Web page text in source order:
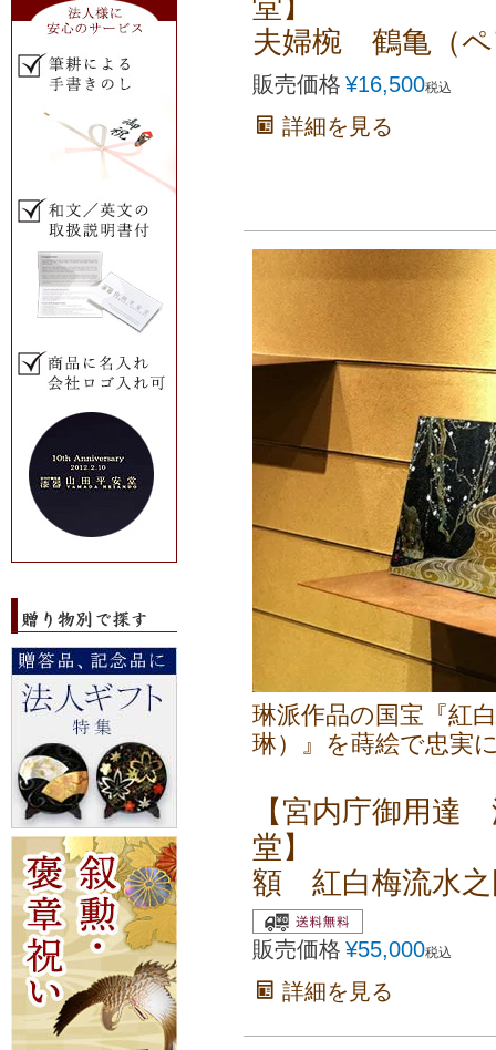
夫婦椀 鶴亀（ペ
販売価格 ¥16,500税込
詳細を見る
琳派作品の国宝『紅
琳）』を蒔絵で忠実
【宮内庁御用達
堂】
額 紅白梅流水之
販売価格 ¥55,000税込
詳細を見る